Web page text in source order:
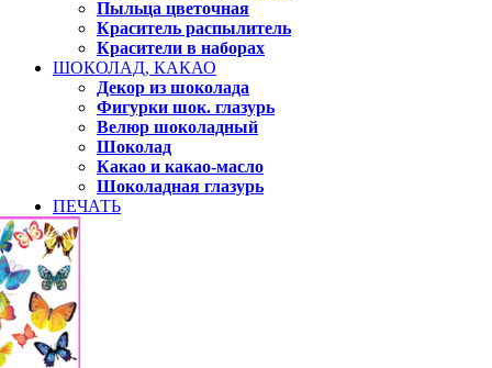
Пыльца цветочная
Краситель распылитель
Красители в наборах
ШОКОЛАД, КАКАО
Декор из шоколада
Фигурки шок. глазурь
Велюр шоколадный
Шоколад
Какао и какао-масло
Шоколадная глазурь
ПЕЧАТЬ